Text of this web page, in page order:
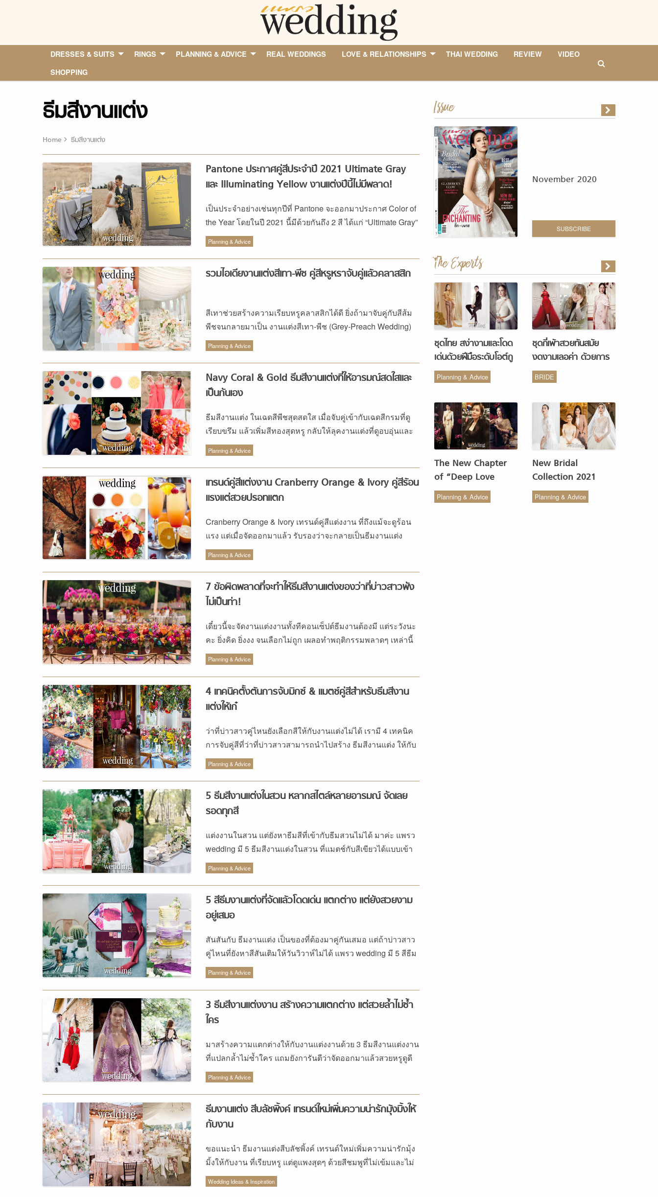
DRESSES & SUITS RINGS PLANNING & ADVICE REAL WEDDINGS LOVE & RELATIONSHIPS THAI WEDDING REVIEW
VIDEO
SHOPPING
ธีมสีงานแต่ง
Home ธีมสีงานแต่ง
Pantone ประกาศคู่สีประจำปี 2021 Ultimate Gray
และ Illuminating Yellow งานแต่งปีนี้ไม่มีพลาด!
เป็นประจำอย่างเช่นทุกปีที่ Pantone จะออกมาประกาศ Color of
the Year โดยในปี 2021 นี้มีด้วยกันถึง 2 สี ได้แก่ “Ultimate Gray”
และ “Illuminating Yellow” ซึ่งแน่นอนว่าต้องเป็นอีกสองเฉดสีที่
จะได้เห็นกันบ่อยๆ สำหรับ งานแต่ง ในปีนี้ 2 โทน สี ประจำปี
เหลือง-เทาต้องมาแล้วป่ะ! แน่นอนว่าสีที่ทาง Pantone เลือกมา
Illuminating Yellow แทนความหมายของแสงสว่าง ความสดใส
และการมองโลกในแง่ดี โดยเมื่อนำมารวมอยู่ด้วยกันแล้ว จะ
แสดงให้เห็นถึงความสำคัญของการคิดบวก ความแข็งแกร่ง และ
Planning & Advice
รวมไอเดียงานแต่งสีเทา-พีช คู่สีหรูหราจับคู่แล้วคลาสสิก
สีเทาช่วยสร้างความเรียบหรูคลาสสิกได้ดี ยิ่งถ้ามาจับคู่กับสีส้ม
พีชจนกลายมาเป็น งานแต่งสีเทา-พีช (Grey-Preach Wedding)
ด้วยแล้วล่ะก็ ความหวานฉ่ำกำเนิดแน่นอน
Planning & Advice
Navy Coral & Gold ธีมสีงานแต่งที่ให้อารมณ์สดใสและ
เป็นกันเอง
ธีมสีงานแต่ง ในเฉดสีพีชสุดสดใส เมื่อจับคู่เข้ากับเฉดสีกรมที่ดู
เรียบขรึม แล้วเพิ่มสีทองสุดหรู กลับให้ลุคงานแต่งที่ดูอบอุ่นและ
สดใสอย่างไม่น่าเชื่อ
Planning & Advice
เทรนด์คู่สีแต่งงาน Cranberry Orange & Ivory คู่สีร้อน
แรงแต่สวยปรอทแตก
Cranberry Orange & Ivory เทรนด์คู่สีแต่งงาน ที่ถึงแม้จะดูร้อน
แรง แต่เมื่อจัดออกมาแล้ว รับรองว่าจะกลายเป็นธีมงานแต่ง
สดใสและดูอบอุ่นอย่างไม่น่าเชื่อ
Planning & Advice
7 ข้อผิดพลาดที่จะทำให้ธีมสีงานแต่งของว่าที่บ่าวสาวพัง
ไม่เป็นท่า!
เดี๋ยวนี้จะจัดงานแต่งงานทั้งทีคอนเซ็ปต์ธีมงานต้องมี แต่ระวังนะ
คะ ยิ่งคิด ยิ่งงง จนเลือกไม่ถูก เผลอทำพฤติกรรมพลาดๆ เหล่านี้
จน ธีมสีงานแต่ง เละเทะไปหมด
Planning & Advice
4 เทคนิคตั้งต้นการจับมิกซ์ & แมตช์คู่สีสำหรับธีมสีงาน
แต่งให้เก๋
ว่าที่บ่าวสาวคู่ไหนยังเลือกสีให้กับงานแต่งไม่ได้ เรามี 4 เทคนิค
การจับคู่สีที่ว่าที่บ่าวสาวสามารถนำไปสร้าง ธีมสีงานแต่ง ให้กับ
งานของตัวเองได้
Planning & Advice
5 ธีมสีงานแต่งในสวน หลากสไตล์หลายอารมณ์ จัดเลย
รอดทุกสี
แต่งงานในสวน แต่ยังหาธีมสีที่เข้ากับธีมสวนไม่ได้ มาค่ะ แพรว
wedding มี 5 ธีมสีงานแต่งในสวน ที่แมตช์กับสีเขียวได้แบบเข้า
กั๊นเข้ากันมาฝาก
Planning & Advice
5 สีธีมงานแต่งที่จัดแล้วโดดเด่น แตกต่าง แต่ยังสวยงาม
อยู่เสมอ
สันสันกับ ธีมงานแต่ง เป็นของที่ต้องมาคู่กันเสมอ แต่ถ้าบ่าวสาว
คู่ไหนที่ยังหาสีสันเติมให้วันวิวาห์ไม่ได้ แพรว wedding มี 5 สีธีม
งานแต่งสุดจี๊ดมาฝาก
Planning & Advice
3 ธีมสีงานแต่งงาน สร้างความแตกต่าง แต่สวยล้ำไม่ซ้ำ
ใคร
มาสร้างความแตกต่างให้กับงานแต่งงานด้วย 3 ธีมสีงานแต่งงาน
ที่แปลกล้ำไม่ซ้ำใคร แถมยังการันตีว่าจัดออกมาแล้วสวยหรูดูดี
อีกด้วย
Planning & Advice
ธีมงานแต่ง สีบลัชพิ้งค์ เทรนด์ใหม่เพิ่มความน่ารักมุ้งมิ้งให้
กับงาน
ขอแนะนำ ธีมงานแต่งสีบลัชพิ้งค์ เทรนด์ใหม่เพิ่มความน่ารักมุ้ง
มิ้งให้กับงาน ที่เรียบหรู แต่ดูแพงสุดๆ ด้วยสีชมพูที่ไม่เข้มและไม่
อ่อนจนเกินไป
Wedding Ideas & Inspiration
Issue
November 2020
SUBSCRIBE
The Experts
ชุดไทย สง่างามและโดด
เด่นด้วยฝีมือระดับโอต์กู
ตูร์ จากห้องเสื้อ Vanus
Couture
Planning & Advice
ชุดกี่เพ้าสวยทันสมัย
งดงามเลอค่า ด้วยการ
รังสรรค์จากห้องเสื้อ
Monique Wedding
BRIDE
The New Chapter
of “Deep Love
Wedding Studio” :
รังสรรค์ผ้าทอของไทยให้
Planning & Advice
New Bridal
Collection 2021
from COCO CHIC
สวย เรียบง่าย สไตล์มินิ
Planning & Advice